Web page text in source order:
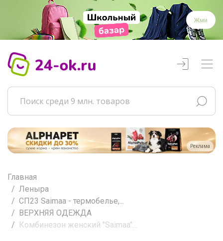
Жми
Реклама
Главная
Леныра
СП23 Saimaa - термобелье,...
ВЕРХНЯЯ ОДЕЖДА
Комбинезон женский "Saimaa"...